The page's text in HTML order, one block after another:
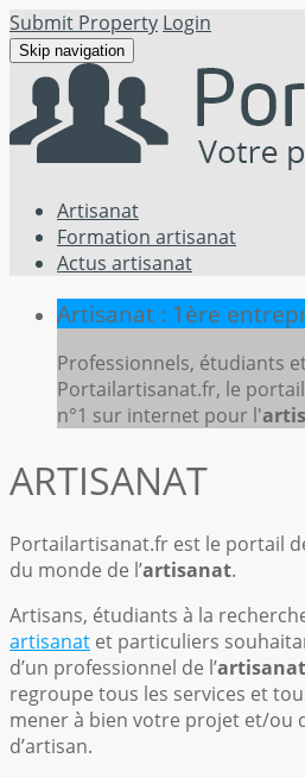
Submit Property Login
Skip navigation
Artisanat
Formation artisanat
Actus artisanat
Artisanat : 1ère
Professionnels, étudiants
Portailartisanat.fr, le
n°1 sur internet pour l'
ARTISANAT
Portailartisanat.fr est le portail
du monde de l’artisanat.
Artisans, étudiants à la
artisanat et particuliers
d’un professionnel de l’artisanat
regroupe tous les services et
mener à bien votre projet et/ou
d’artisan.